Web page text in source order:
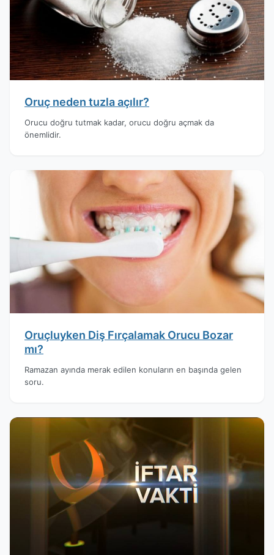
Oruç neden tuzla açılır?
Orucu doğru tutmak kadar, orucu doğru açmak da
önemlidir.
Oruçluyken Diş Fırçalamak Orucu Bozar
mı?
Ramazan ayında merak edilen konuların en başında gelen
soru.